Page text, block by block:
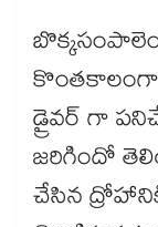
కొంతకాలంగా
డ్రైవర్ గా
జరిగిందో
చేసిన